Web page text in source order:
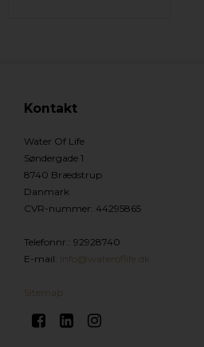
Kontakt
Water Of Life
Søndergade 1
8740 Brædstrup
Danmark
CVR-nummer: 44295865
Telefonnr. : 92928740
E-mail: Info@wateroflife.dk
Sitemap